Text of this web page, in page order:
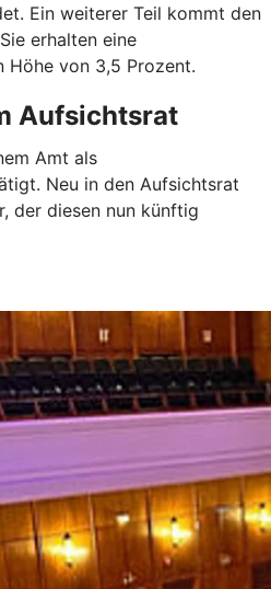
Ein weiterer Teil kommt den
erhalten eine
Höhe von 3,5 Prozent.
Aufsichtsrat
Amt als
Neu in den Aufsichtsrat
der diesen nun künftig